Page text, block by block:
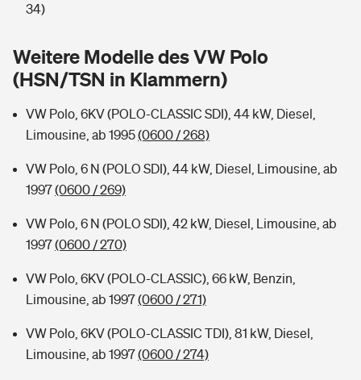
Tools
Hochwasser-Check: Wie gefährdet ist Ihr Haus?
Sie haben Fragen?
Handyversicherung
Private Cyberversicherung
Zur Übersicht
Kinderunfall-Check: Mehr Sicherheit für deine Kids
Typklassen: So ist Ihr Auto eingestuft
Sie haben Fragen?
Rentenrechner: Wie viel Geld bekomme ich im Alter?
34)
Weitere Modelle des VW Polo
(HSN/TSN in Klammern)
VW Polo, 6KV (POLO-CLASSIC SDI), 44 kW, Diesel,
Limousine, ab 1995(0600 / 268)
VW Polo, 6 N (POLO SDI), 44 kW, Diesel, Limousine, ab
1997(0600 / 269)
VW Polo, 6 N (POLO SDI), 42 kW, Diesel, Limousine, ab
1997(0600 / 270)
VW Polo, 6KV (POLO-CLASSIC), 66 kW, Benzin,
Limousine, ab 1997(0600 / 271)
VW Polo, 6KV (POLO-CLASSIC TDI), 81 kW, Diesel,
Limousine, ab 1997(0600 / 274)